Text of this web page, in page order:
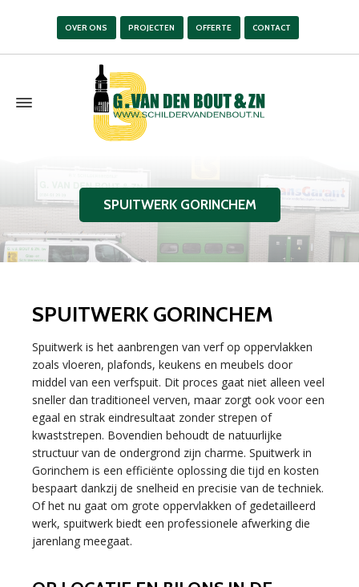
OVER ONS PROJECTEN OFFERTE CONTACT
SPUITWERK GORINCHEM
SPUITWERK GORINCHEM
Spuitwerk is het aanbrengen van verf op oppervlakken
zoals vloeren, plafonds, keukens en meubels door
middel van een verfspuit. Dit proces gaat niet alleen veel
sneller dan traditioneel verven, maar zorgt ook voor een
egaal en strak eindresultaat zonder strepen of
kwaststrepen. Bovendien behoudt de natuurlijke
structuur van de ondergrond zijn charme. Spuitwerk in
Gorinchem is een efficiënte oplossing die tijd en kosten
bespaart dankzij de snelheid en precisie van de techniek.
Of het nu gaat om grote oppervlakken of gedetailleerd
werk, spuitwerk biedt een professionele afwerking die
jarenlang meegaat.